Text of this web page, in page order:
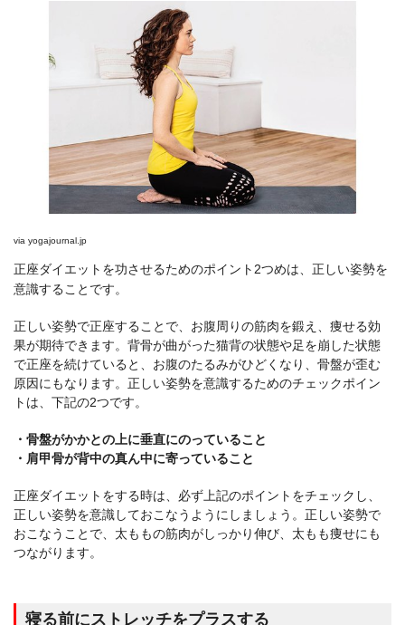
via yogajournal.jp
正座ダイエットを功させるためのポイント2つめは、正しい姿勢を
意識することです。
正しい姿勢で正座することで、お腹周りの筋肉を鍛え、痩せる効
果が期待できます。背骨が曲がった猫背の状態や足を崩した状態
で正座を続けていると、お腹のたるみがひどくなり、骨盤が歪む
原因にもなります。正しい姿勢を意識するためのチェックポイン
トは、下記の2つです。
・骨盤がかかとの上に垂直にのっていること
・肩甲骨が背中の真ん中に寄っていること
正座ダイエットをする時は、必ず上記のポイントをチェックし、
正しい姿勢を意識しておこなうようにしましょう。正しい姿勢で
おこなうことで、太ももの筋肉がしっかり伸び、太もも痩せにも
つながります。
寝る前にストレッチをプラスする